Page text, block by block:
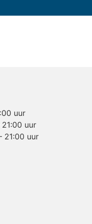
uur
uur
21:00 uur